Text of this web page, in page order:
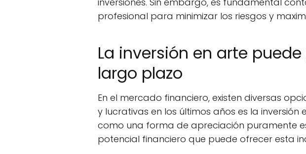
profesional para minimizar los riesgos y
La inversión en arte
largo plazo
En el mercado financiero, existen diversas
y lucrativas en los últimos años es la inversión
como una forma de apreciación puramente
potencial financiero que puede ofrecer esta